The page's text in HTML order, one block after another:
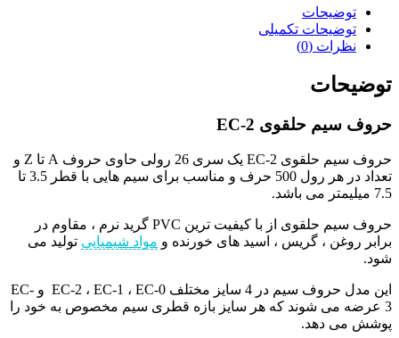
توضیحات
توضیحات تکمیلی
نظرات (0)
توضیحات
حروف سیم حلقوی EC-2
حروف سیم حلقوی EC-2 یک سری 26 رولی حاوی حروف A تا Z و
تعداد در هر رول 500 حرف و مناسب برای سیم هایی با قطر 3.5 تا
7.5 میلیمتر می باشد.
حروف سیم حلقوی از با کیفیت ترین PVC گرید نرم ، مقاوم در
برابر روغن ، گریس ، اسید های خورنده و مواد شیمیایی تولید می
شود.
این مدل حروف سیم در 4 سایز مختلف EC-2 ، EC-1 ، EC-0 و EC-
3 عرضه می شوند که هر سایز بازه قطری سیم مخصوص به خود را
پوشش می دهد.